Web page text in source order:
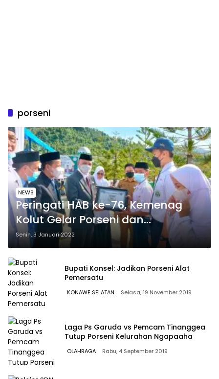
porseni
NEWS
Peringati HAB ke-76, Kemenag
Kolut Gelar Porseni dan
Pemberian Penghargaan
Senin, 3 Januari 2022
Bupati Konsel: Jadikan Porseni Alat
Pemersatu
KONAWE SELATAN Selasa, 19 November 2019
Laga Ps Garuda vs Pemcam Tinanggea
Tutup Porseni Kelurahan Ngapaaha
OLAHRAGA Rabu, 4 September 2019